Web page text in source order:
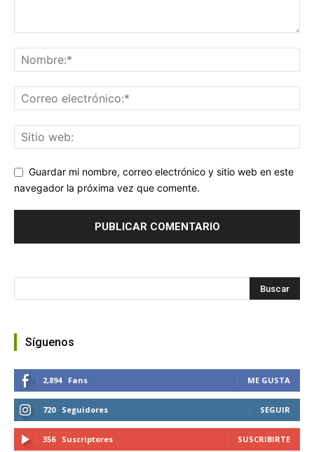
Guardar mi nombre, correo electrónico y sitio web en este
navegador la próxima vez que comente.
Síguenos
2,894 Fans ME GUSTA
720 Seguidores SEGUIR
356 Suscriptores SUSCRIBIRTE